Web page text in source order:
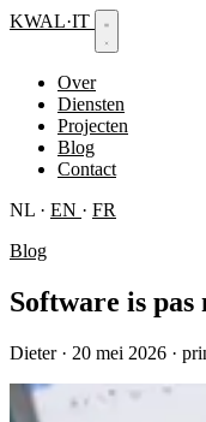
KWAL·IT
Over
Diensten
Projecten
Blog
Contact
NL · EN · FR
Blog
Software is
Dieter · 20 mei 2026 ·